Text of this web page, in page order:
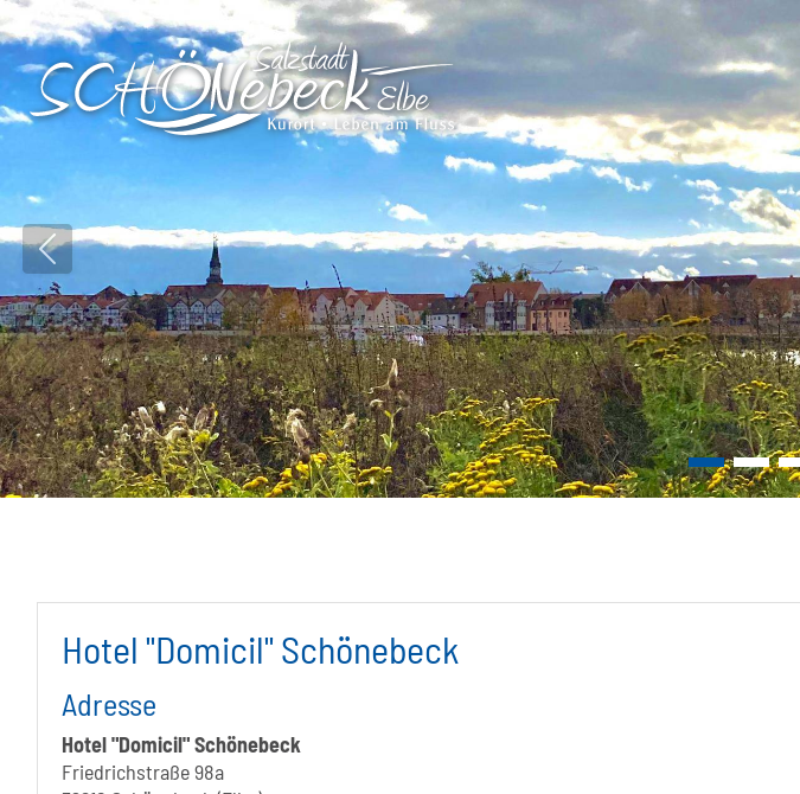
Vorheriges Bild
Hotel "Domicil" Schönebeck
Adresse
Hotel "Domicil" Schönebeck
Friedrichstraße 98a